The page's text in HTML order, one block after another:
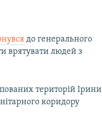
до генерального
врятувати людей з
територій Ірини
коридору